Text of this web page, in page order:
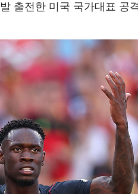
출전한 미국 국가대표 공